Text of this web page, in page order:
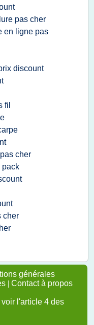
pas cher
en ligne pas
discount
fil
cher
pack
cher
générales
| Contact à propos
l'article 4 des